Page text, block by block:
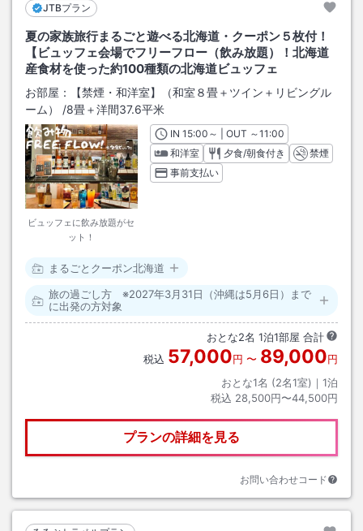
JTBプラン
夏の家族旅行まるごと遊べる北海道・クーポン５枚付！
【ビュッフェ会場でフリーフロー（飲み放題）！北海道
産食材を使った約100種類の北海道ビュッフェ
お部屋：
【禁煙・和洋室】（和室８畳＋ツイン＋リビングル
ーム）
/8畳＋洋間37.6平米
ビュッフェに飲み放題がセ
ット！
INチェックイン
15:00 ～ | OUT チェックアウト
～11:00
和洋室
夕食/朝食付き
禁煙
事前支払い
まるごとクーポン北海道
旅の過ごし方 ※2027年3月31日（沖縄は5月6日）まで
に出発の方対象
おとな2名 1泊1部屋 合計
税込 57,000円 〜 89,000円
おとな1名 (2名1室)｜ 1泊
税込 28,500円〜44,500円
プランの詳細を見る
お問い合わせコード